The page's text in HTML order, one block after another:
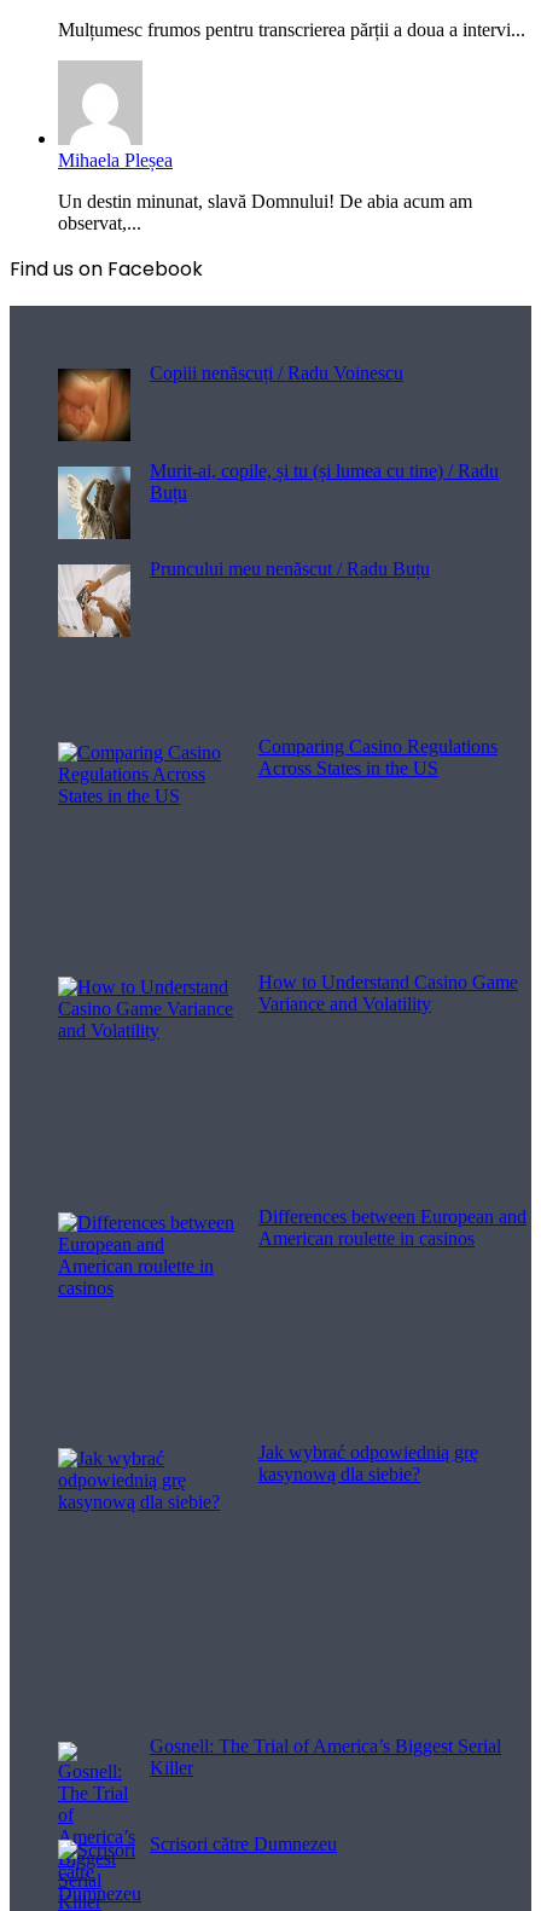
Mulțumesc frumos pentru transcrierea părții a doua a intervi...
Mihaela Pleșea
Un destin minunat, slavă Domnului! De abia acum am
observat,...
Find us on Facebook
Copiii nenăscuți / Radu Voinescu
Murit-ai, copile, și tu (și lumea cu tine) / Radu
Buțu
Pruncului meu nenăscut / Radu Buțu
Comparing Casino Regulations
Across States in the US
How to Understand Casino Game
Variance and Volatility
Differences between European and
American roulette in casinos
Jak wybrać odpowiednią grę
kasynową dla siebie?
Gosnell: The Trial of America’s Biggest Serial
Killer
Scrisori către Dumnezeu